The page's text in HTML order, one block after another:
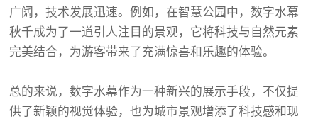
广阔，技术发展迅速。例如，在智慧公园中，数字水幕
秋千成为了一道引人注目的景观，它将科技与自然元素
完美结合，为游客带来了充满惊喜和乐趣的体验。
总的来说，数字水幕作为一种新兴的展示手段，不仅提
供了新颖的视觉体验，也为城市景观增添了科技感和现